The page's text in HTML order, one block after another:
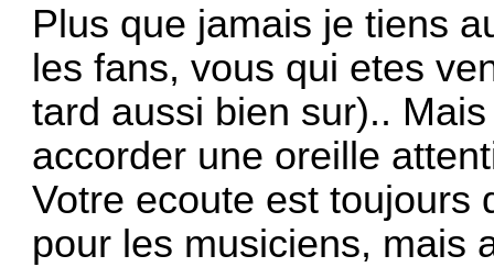
Plus que jamais je tiens
les fans, vous qui etes
tard aussi bien sur)..
accorder une oreille
Votre ecoute est toujours
pour les musiciens, mais